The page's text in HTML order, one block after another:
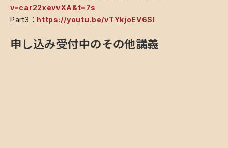
v=car22xevvXA&t=7s
Part3： https://youtu.be/vTYkjoEV6SI
申し込み受付中のその他講義